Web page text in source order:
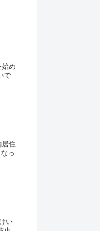
始め
で
住
っ
い